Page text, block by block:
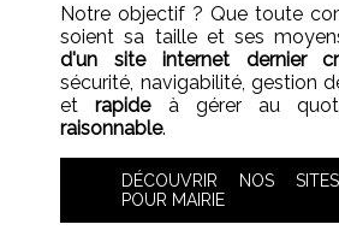
Notre objectif ? Que toute
soient sa taille et ses
d'un site internet dernier
sécurité, navigabilité, gestion
etrapideà gérer au
raisonnable.
DÉCOUVRIR NOS
POUR MAIRIE